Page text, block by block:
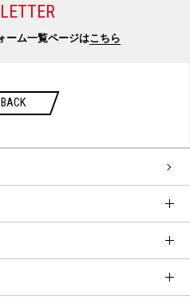
ーム一覧ページはこちら
BACK